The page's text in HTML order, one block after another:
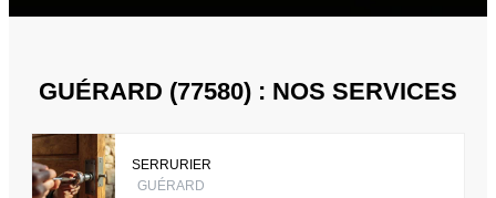
GUÉRARD (77580) : NOS SERVICES
SERRURIER
GUÉRARD